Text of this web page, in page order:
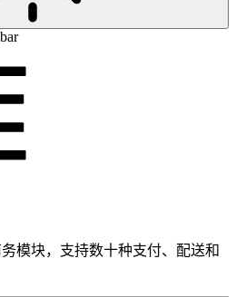
模块，支持数十种支付、配送和